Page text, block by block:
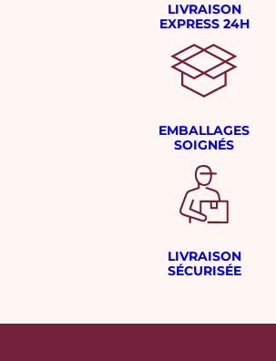
LIVRAISON
EXPRESS 24H
EMBALLAGES
SOIGNÉS
LIVRAISON
SÉCURISÉE